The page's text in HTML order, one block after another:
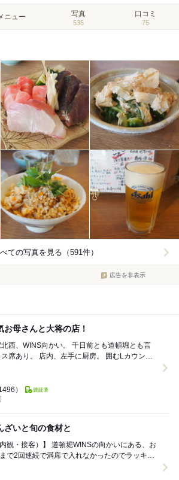
ニュー 写真
535
口コミ
75
ての写真を見る（591件）
広告を非表示
お母さんと大将の店！
）
ざいと旬の食材と
WINSの向かいにある、お
で2回連続で満席で入れなかったのでラッキー